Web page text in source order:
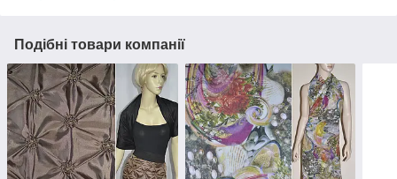
Подібні товари компанії